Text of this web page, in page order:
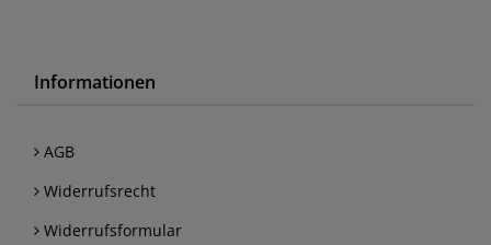
Informationen
AGB
Widerrufsrecht
Widerrufsformular